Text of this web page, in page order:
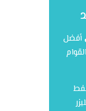
أفضل